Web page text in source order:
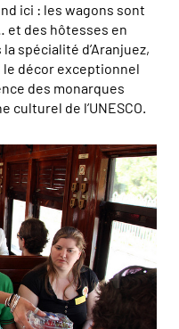
ici : les wagons sont
et des hôtesses en
spécialité d’Aranjuez,
le décor exceptionnel
des monarques
culturel de l’UNESCO.